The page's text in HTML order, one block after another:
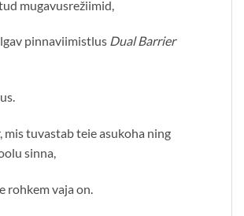
mugavusrežiimid,
pinnaviimistlus Dual Barrier
mis tuvastab teie asukoha ning
sinna,
rohkem vaja on.